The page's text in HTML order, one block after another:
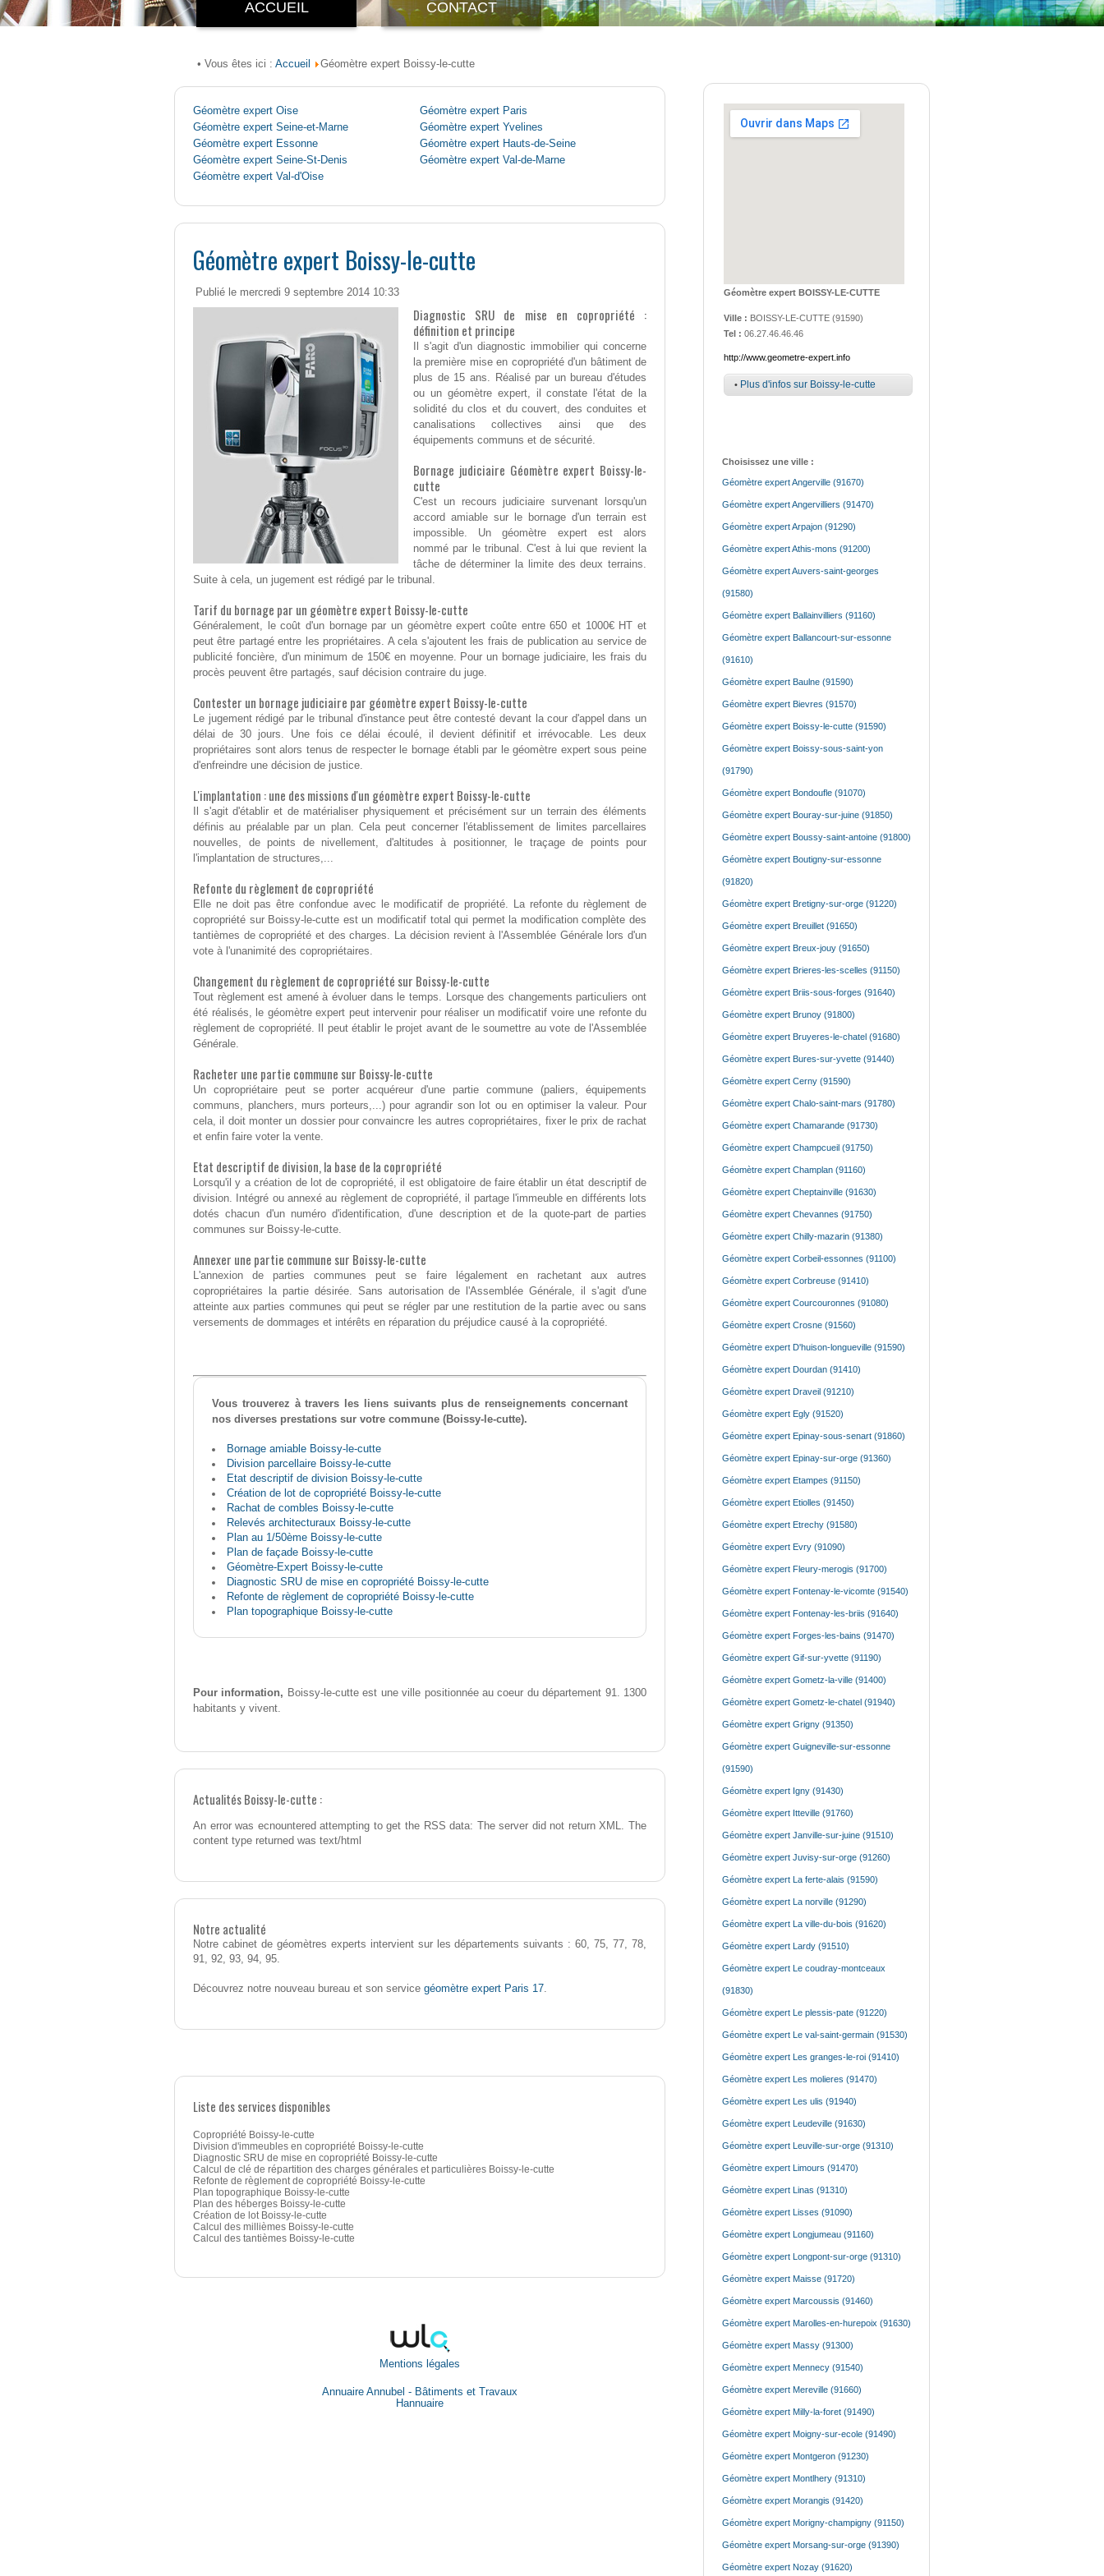
ACCUEIL CONTACT
• Vous êtes ici : Accueil Géomètre expert Boissy-le-cutte
Géomètre expert Oise
Géomètre expert Paris
Géomètre expert Seine-et-Marne
Géomètre expert Yvelines
Géomètre expert Essonne
Géomètre expert Hauts-de-Seine
Géomètre expert Seine-St-Denis
Géomètre expert Val-de-Marne
Géomètre expert Val-d'Oise
Géomètre expert Boissy-le-cutte
Publié le mercredi 9 septembre 2014 10:33
Diagnostic SRU de mise en copropriété :
définition et principe
Il s'agit d'un diagnostic immobilier qui concerne
la première mise en copropriété d'un bâtiment de
plus de 15 ans. Réalisé par un bureau d'études
ou un géomètre expert, il constate l'état de la
solidité du clos et du couvert, des conduites et
canalisations collectives ainsi que des
équipements communs et de sécurité.
Bornage judiciaire Géomètre expert Boissy-le-
cutte
C'est un recours judiciaire survenant lorsqu'un
accord amiable sur le bornage d'un terrain est
impossible. Un géomètre expert est alors
nommé par le tribunal. C'est à lui que revient la
tâche de déterminer la limite des deux terrains.
Suite à cela, un jugement est rédigé par le tribunal.
Tarif du bornage par un géomètre expert Boissy-le-cutte
Généralement, le coût d'un bornage par un géomètre expert coûte entre 650 et 1000€ HT et
peut être partagé entre les propriétaires. A cela s'ajoutent les frais de publication au service de
publicité foncière, d'un minimum de 150€ en moyenne. Pour un bornage judiciaire, les frais du
procès peuvent être partagés, sauf décision contraire du juge.
Contester un bornage judiciaire par géomètre expert Boissy-le-cutte
Le jugement rédigé par le tribunal d'instance peut être contesté devant la cour d'appel dans un
délai de 30 jours. Une fois ce délai écoulé, il devient définitif et irrévocable. Les deux
propriétaires sont alors tenus de respecter le bornage établi par le géomètre expert sous peine
d'enfreindre une décision de justice.
L'implantation : une des missions d'un géomètre expert Boissy-le-cutte
Il s'agit d'établir et de matérialiser physiquement et précisément sur un terrain des éléments
définis au préalable par un plan. Cela peut concerner l'établissement de limites parcellaires
nouvelles, de points de nivellement, d'altitudes à positionner, le traçage de points pour
l'implantation de structures,...
Refonte du règlement de copropriété
Elle ne doit pas être confondue avec le modificatif de propriété. La refonte du règlement de
copropriété sur Boissy-le-cutte est un modificatif total qui permet la modification complète des
tantièmes de copropriété et des charges. La décision revient à l'Assemblée Générale lors d'un
vote à l'unanimité des copropriétaires.
Changement du règlement de copropriété sur Boissy-le-cutte
Tout règlement est amené à évoluer dans le temps. Lorsque des changements particuliers ont
été réalisés, le géomètre expert peut intervenir pour réaliser un modificatif voire une refonte du
règlement de copropriété. Il peut établir le projet avant de le soumettre au vote de l'Assemblée
Générale.
Racheter une partie commune sur Boissy-le-cutte
Un copropriétaire peut se porter acquéreur d'une partie commune (paliers, équipements
communs, planchers, murs porteurs,...) pour agrandir son lot ou en optimiser la valeur. Pour
cela, il doit monter un dossier pour convaincre les autres copropriétaires, fixer le prix de rachat
et enfin faire voter la vente.
Etat descriptif de division, la base de la copropriété
Lorsqu'il y a création de lot de copropriété, il est obligatoire de faire établir un état descriptif de
division. Intégré ou annexé au règlement de copropriété, il partage l'immeuble en différents lots
dotés chacun d'un numéro d'identification, d'une description et de la quote-part de parties
communes sur Boissy-le-cutte.
Annexer une partie commune sur Boissy-le-cutte
L'annexion de parties communes peut se faire légalement en rachetant aux autres
copropriétaires la partie désirée. Sans autorisation de l'Assemblée Générale, il s'agit d'une
atteinte aux parties communes qui peut se régler par une restitution de la partie avec ou sans
versements de dommages et intérêts en réparation du préjudice causé à la copropriété.
Vous trouverez à travers les liens suivants plus de renseignements concernant
nos diverses prestations sur votre commune (Boissy-le-cutte).
Bornage amiable Boissy-le-cutte
Division parcellaire Boissy-le-cutte
Etat descriptif de division Boissy-le-cutte
Création de lot de copropriété Boissy-le-cutte
Rachat de combles Boissy-le-cutte
Relevés architecturaux Boissy-le-cutte
Plan au 1/50ème Boissy-le-cutte
Plan de façade Boissy-le-cutte
Géomètre-Expert Boissy-le-cutte
Diagnostic SRU de mise en copropriété Boissy-le-cutte
Refonte de règlement de copropriété Boissy-le-cutte
Plan topographique Boissy-le-cutte
Pour information, Boissy-le-cutte est une ville positionnée au coeur du département 91. 1300
habitants y vivent.
Actualités Boissy-le-cutte :
An error was ecnountered attempting to get the RSS data: The server did not return XML. The
content type returned was text/html
Notre actualité
Notre cabinet de géomètres experts intervient sur les départements suivants : 60, 75, 77, 78,
91, 92, 93, 94, 95.
Découvrez notre nouveau bureau et son service géomètre expert Paris 17.
Liste des services disponibles
Copropriété Boissy-le-cutte
Division d'immeubles en copropriété Boissy-le-cutte
Diagnostic SRU de mise en copropriété Boissy-le-cutte
Calcul de clé de répartition des charges générales et particulières Boissy-le-cutte
Refonte de règlement de copropriété Boissy-le-cutte
Plan topographique Boissy-le-cutte
Plan des héberges Boissy-le-cutte
Création de lot Boissy-le-cutte
Calcul des millièmes Boissy-le-cutte
Calcul des tantièmes Boissy-le-cutte
Mentions légales
Annuaire Annubel - Bâtiments et Travaux
Hannuaire
Géomètre expert BOISSY-LE-CUTTE
Ville : BOISSY-LE-CUTTE (91590)
Tel : 06.27.46.46.46
http://www.geometre-expert.info
• Plus d'infos sur Boissy-le-cutte
Choisissez une ville :
Géomètre expert Angerville (91670)
Géomètre expert Angervilliers (91470)
Géomètre expert Arpajon (91290)
Géomètre expert Athis-mons (91200)
Géomètre expert Auvers-saint-georges
(91580)
Géomètre expert Ballainvilliers (91160)
Géomètre expert Ballancourt-sur-essonne
(91610)
Géomètre expert Baulne (91590)
Géomètre expert Bievres (91570)
Géomètre expert Boissy-le-cutte (91590)
Géomètre expert Boissy-sous-saint-yon
(91790)
Géomètre expert Bondoufle (91070)
Géomètre expert Bouray-sur-juine (91850)
Géomètre expert Boussy-saint-antoine (91800)
Géomètre expert Boutigny-sur-essonne
(91820)
Géomètre expert Bretigny-sur-orge (91220)
Géomètre expert Breuillet (91650)
Géomètre expert Breux-jouy (91650)
Géomètre expert Brieres-les-scelles (91150)
Géomètre expert Briis-sous-forges (91640)
Géomètre expert Brunoy (91800)
Géomètre expert Bruyeres-le-chatel (91680)
Géomètre expert Bures-sur-yvette (91440)
Géomètre expert Cerny (91590)
Géomètre expert Chalo-saint-mars (91780)
Géomètre expert Chamarande (91730)
Géomètre expert Champcueil (91750)
Géomètre expert Champlan (91160)
Géomètre expert Cheptainville (91630)
Géomètre expert Chevannes (91750)
Géomètre expert Chilly-mazarin (91380)
Géomètre expert Corbeil-essonnes (91100)
Géomètre expert Corbreuse (91410)
Géomètre expert Courcouronnes (91080)
Géomètre expert Crosne (91560)
Géomètre expert D'huison-longueville (91590)
Géomètre expert Dourdan (91410)
Géomètre expert Draveil (91210)
Géomètre expert Egly (91520)
Géomètre expert Epinay-sous-senart (91860)
Géomètre expert Epinay-sur-orge (91360)
Géomètre expert Etampes (91150)
Géomètre expert Etiolles (91450)
Géomètre expert Etrechy (91580)
Géomètre expert Evry (91090)
Géomètre expert Fleury-merogis (91700)
Géomètre expert Fontenay-le-vicomte (91540)
Géomètre expert Fontenay-les-briis (91640)
Géomètre expert Forges-les-bains (91470)
Géomètre expert Gif-sur-yvette (91190)
Géomètre expert Gometz-la-ville (91400)
Géomètre expert Gometz-le-chatel (91940)
Géomètre expert Grigny (91350)
Géomètre expert Guigneville-sur-essonne
(91590)
Géomètre expert Igny (91430)
Géomètre expert Itteville (91760)
Géomètre expert Janville-sur-juine (91510)
Géomètre expert Juvisy-sur-orge (91260)
Géomètre expert La ferte-alais (91590)
Géomètre expert La norville (91290)
Géomètre expert La ville-du-bois (91620)
Géomètre expert Lardy (91510)
Géomètre expert Le coudray-montceaux
(91830)
Géomètre expert Le plessis-pate (91220)
Géomètre expert Le val-saint-germain (91530)
Géomètre expert Les granges-le-roi (91410)
Géomètre expert Les molieres (91470)
Géomètre expert Les ulis (91940)
Géomètre expert Leudeville (91630)
Géomètre expert Leuville-sur-orge (91310)
Géomètre expert Limours (91470)
Géomètre expert Linas (91310)
Géomètre expert Lisses (91090)
Géomètre expert Longjumeau (91160)
Géomètre expert Longpont-sur-orge (91310)
Géomètre expert Maisse (91720)
Géomètre expert Marcoussis (91460)
Géomètre expert Marolles-en-hurepoix (91630)
Géomètre expert Massy (91300)
Géomètre expert Mennecy (91540)
Géomètre expert Mereville (91660)
Géomètre expert Milly-la-foret (91490)
Géomètre expert Moigny-sur-ecole (91490)
Géomètre expert Montgeron (91230)
Géomètre expert Montlhery (91310)
Géomètre expert Morangis (91420)
Géomètre expert Morigny-champigny (91150)
Géomètre expert Morsang-sur-orge (91390)
Géomètre expert Nozay (91620)